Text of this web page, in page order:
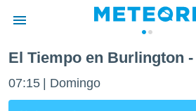
de
El Tiempo en Burlington
07:15 Domingo